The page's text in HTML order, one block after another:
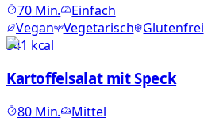
70Min.
Einfach
Vegan Vegetarisch Glutenfrei
541 kcal
Kartoffelsalat mit Speck
80Min.
Mittel